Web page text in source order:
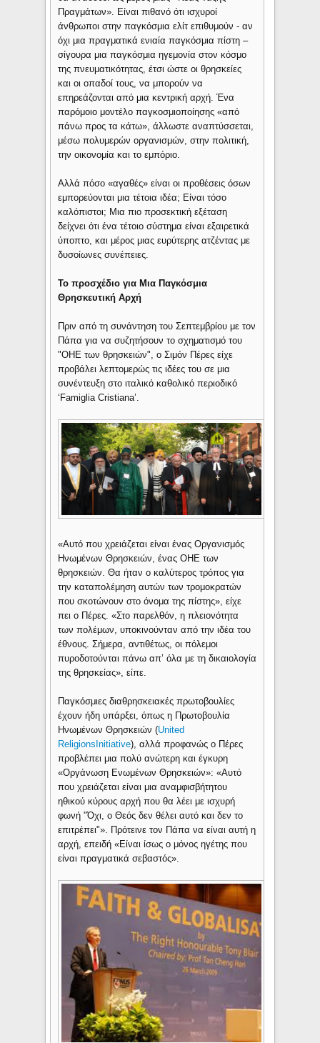
Πραγμάτων». Είναι πιθανό ότι ισχυροί
άνθρωποι στην παγκόσμια ελίτ επιθυμούν - αν
όχι μια πραγματικά ενιαία παγκόσμια πίστη –
σίγουρα μια παγκόσμια ηγεμονία στον κόσμο
της πνευματικότητας, έτσι ώστε οι θρησκείες
και οι οπαδοί τους, να μπορούν να
επηρεάζονται από μια κεντρική αρχή. Ένα
παρόμοιο μοντέλο παγκοσμιοποίησης «από
πάνω προς τα κάτω», άλλωστε αναπτύσσεται,
μέσω πολυμερών οργανισμών, στην πολιτική,
την οικονομία και το εμπόριο.
Αλλά πόσο «αγαθές» είναι οι προθέσεις όσων
εμπορεύονται μια τέτοια ιδέα; Είναι τόσο
καλόπιστοι; Μια πιο προσεκτική εξέταση
δείχνει ότι ένα τέτοιο σύστημα είναι εξαιρετικά
ύποπτο, και μέρος μιας ευρύτερης ατζέντας με
δυσοίωνες συνέπειες.
Το προσχέδιο για Μια Παγκόσμια
Θρησκευτική Αρχή
Πριν από τη συνάντηση του Σεπτεμβρίου με τον
Πάπα για να συζητήσουν το σχηματισμό του
"ΟΗΕ των θρησκειών", ο Σιμόν Πέρες είχε
προβάλει λεπτομερώς τις ιδέες του σε μια
συνέντευξη στο ιταλικό καθολικό περιοδικό
‘Famiglia Cristiana’.
«Αυτό που χρειάζεται είναι ένας Οργανισμός
Ηνωμένων Θρησκειών, ένας ΟΗΕ των
θρησκειών. Θα ήταν ο καλύτερος τρόπος για
την καταπολέμηση αυτών των τρομοκρατών
που σκοτώνουν στο όνομα της πίστης», είχε
πει ο Πέρες. «Στο παρελθόν, η πλειονότητα
των πολέμων, υποκινούνταν από την ιδέα του
έθνους. Σήμερα, αντιθέτως, οι πόλεμοι
πυροδοτούνται πάνω απ’ όλα με τη δικαιολογία
της θρησκείας», είπε.
Παγκόσμιες διαθρησκειακές πρωτοβουλίες
έχουν ήδη υπάρξει, όπως η Πρωτοβουλία
Ηνωμένων Θρησκειών (United
ReligionsInitiative), αλλά προφανώς ο Πέρες
προβλέπει μια πολύ ανώτερη και έγκυρη
«Οργάνωση Ενωμένων Θρησκειών»: «Αυτό
που χρειάζεται είναι μια αναμφισβήτητου
ηθικού κύρους αρχή που θα λέει με ισχυρή
φωνή "Όχι, ο Θεός δεν θέλει αυτό και δεν το
επιτρέπει"». Πρότεινε τον Πάπα να είναι αυτή η
αρχή, επειδή «Είναι ίσως ο μόνος ηγέτης που
είναι πραγματικά σεβαστός».